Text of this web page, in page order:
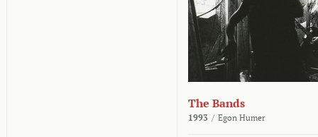
The Bands
1993 / Egon Humer